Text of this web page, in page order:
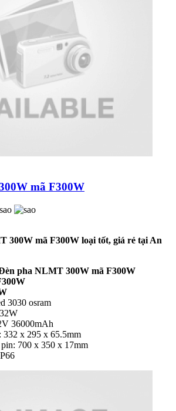
mã F300W
300W mã F300W loại tốt, giá rẻ tại An
pha NLMT 300W mã F300W
3030 osram
36000mAh
332 x 295 x 65.5mm
700 x 350 x 17mm